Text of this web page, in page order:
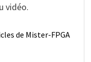
vidéo.
de Mister-FPGA